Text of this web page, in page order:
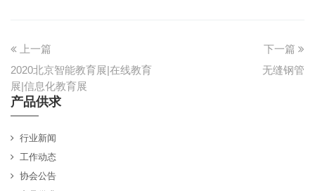
上一篇
2020北京智能教育展|在线教育
展|信息化教育展
下一篇
无缝钢管
产品供求
行业新闻
工作动态
协会公告